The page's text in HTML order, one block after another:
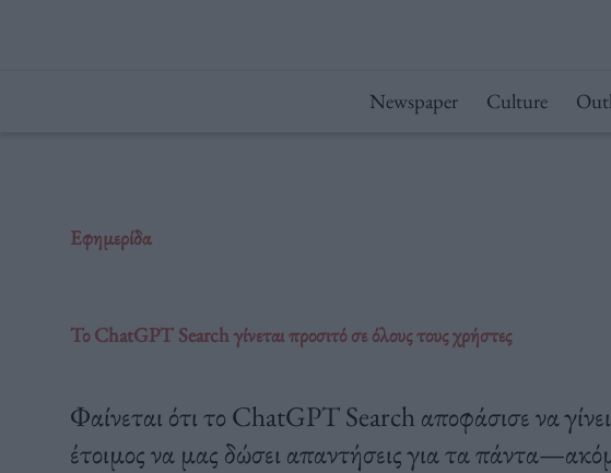
Newspaper Culture
Εφημερίδα
Το ChatGPT Search γίνεται προσιτό σε όλους τους χρήστες
Φαίνεται ότι το ChatGPT Search αποφάσισε να
έτοιμος να μας δώσει απαντήσεις για τα